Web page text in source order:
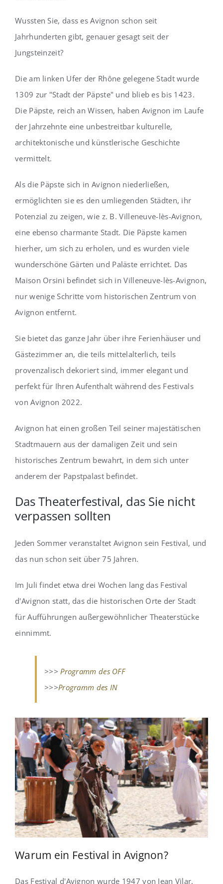
Wussten Sie, dass es Avignon schon seit
Jahrhunderten gibt, genauer gesagt seit der
Jungsteinzeit?
Die am linken Ufer der Rhône gelegene Stadt wurde
1309 zur "Stadt der Päpste" und blieb es bis 1423.
Die Päpste, reich an Wissen, haben Avignon im Laufe
der Jahrzehnte eine unbestreitbar kulturelle,
architektonische und künstlerische Geschichte
vermittelt.
Als die Päpste sich in Avignon niederließen,
ermöglichten sie es den umliegenden Städten, ihr
Potenzial zu zeigen, wie z. B. Villeneuve-lès-Avignon,
eine ebenso charmante Stadt. Die Päpste kamen
hierher, um sich zu erholen, und es wurden viele
wunderschöne Gärten und Paläste errichtet. Das
Maison Orsini befindet sich in Villeneuve-lès-Avignon,
nur wenige Schritte vom historischen Zentrum von
Avignon entfernt.
Sie bietet das ganze Jahr über ihre Ferienhäuser und
Gästezimmer an, die teils mittelalterlich, teils
provenzalisch dekoriert sind, immer elegant und
perfekt für Ihren Aufenthalt während des Festivals
von Avignon 2022.
Avignon hat einen großen Teil seiner majestätischen
Stadtmauern aus der damaligen Zeit und sein
historisches Zentrum bewahrt, in dem sich unter
anderem der Papstpalast befindet.
Das Theaterfestival, das Sie nicht
verpassen sollten
Jeden Sommer veranstaltet Avignon sein Festival, und
das nun schon seit über 75 Jahren.
Im Juli findet etwa drei Wochen lang das Festival
d'Avignon statt, das die historischen Orte der Stadt
für Aufführungen außergewöhnlicher Theaterstücke
einnimmt.
>>> Programm des OFF
>>>Programm des IN
Warum ein Festival in Avignon?
Das Festival d'Avignon wurde 1947 von Jean Vilar,